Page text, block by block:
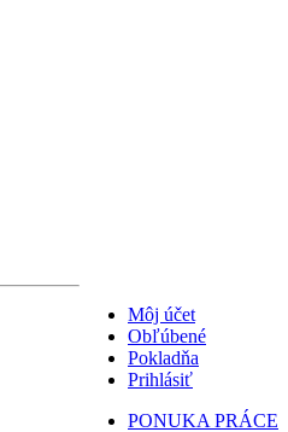
Môj účet
Obľúbené
Pokladňa
Prihlásiť
PONUKA PRÁCE